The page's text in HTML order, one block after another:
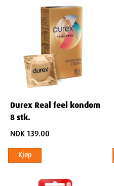
Durex Real feel kondom
8 stk.
NOK 139.00
Kjøp